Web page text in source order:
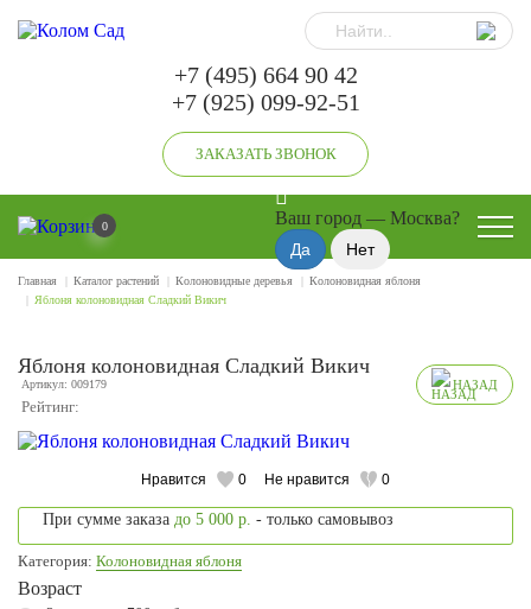
+7 (495) 664 90 42
+7 (925) 099-92-51
ЗАКАЗАТЬ ЗВОНОК
0 Ваш город — Москва?
Главная Каталог растений Колоновидные деревья
Колоновидная яблоня
Яблоня колоновидная Сладкий Викич
Яблоня колоновидная Сладкий Викич
Артикул: 009179
Рейтинг:
НАЗАД
Нравится 0 Не нравится 0
При сумме заказа до 5 000 р. - только самовывоз
Категория: Колоновидная яблоня
Возраст